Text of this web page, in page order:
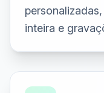
inteira e